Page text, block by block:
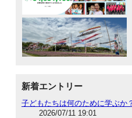
新着エントリー
子どもたちは何のために学ぶか
2026/07/11 19:01